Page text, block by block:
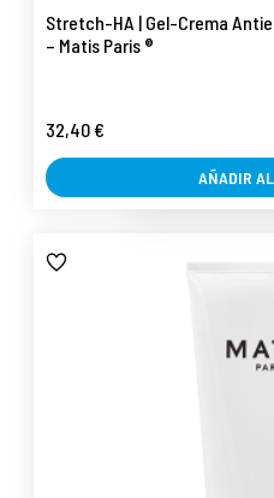
Stretch-HA | Gel-Crema
– Matis Paris ®
32,40 €
AÑADIR